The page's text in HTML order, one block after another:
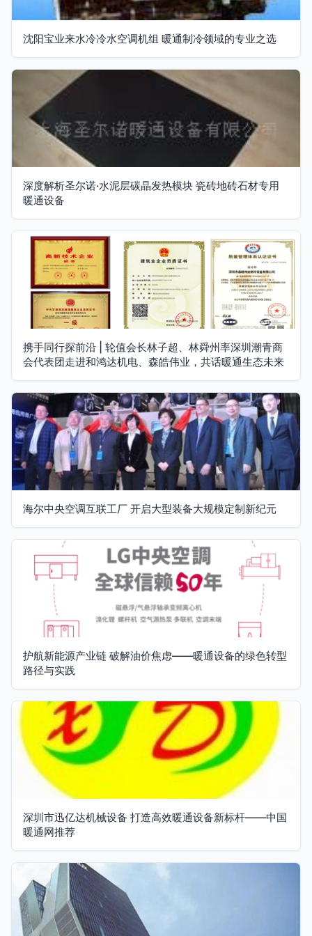
沈阳宝业来水冷冷水空调机组 暖通制冷领域的专业之选
深度解析圣尔诺·水泥层碳晶发热模块 瓷砖地砖石材专用
暖通设备
携手同行探前沿 | 轮值会长林子超、林舜州率深圳潮青商
会代表团走进和鸿达机电、森皓伟业，共话暖通生态未来
海尔中央空调互联工厂 开启大型装备大规模定制新纪元
护航新能源产业链 破解油价焦虑——暖通设备的绿色转型
路径与实践
深圳市迅亿达机械设备 打造高效暖通设备新标杆——中国
暖通网推荐